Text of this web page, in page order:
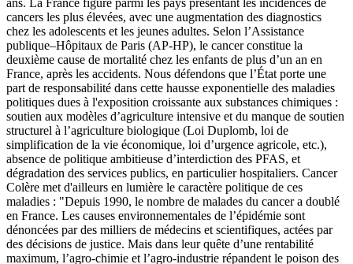
cancers les plus élevées, avec une augmentation des diagnostics
chez les adolescents et les jeunes adultes. Selon l’Assistance
publique–Hôpitaux de Paris (AP-HP), le cancer constitue la
deuxième cause de mortalité chez les enfants de plus d’un an en
France, après les accidents. Nous défendons que l’État porte une
part de responsabilité dans cette hausse exponentielle des maladies
politiques dues à l'exposition croissante aux substances chimiques :
soutien aux modèles d’agriculture intensive et du manque de soutien
structurel à l’agriculture biologique (Loi Duplomb, loi de
simplification de la vie économique, loi d’urgence agricole, etc.),
absence de politique ambitieuse d’interdiction des PFAS, et
dégradation des services publics, en particulier hospitaliers. Cancer
Colère met d'ailleurs en lumière le caractère politique de ces
maladies : "Depuis 1990, le nombre de malades du cancer a doublé
en France. Les causes environnementales de l’épidémie sont
dénoncées par des milliers de médecins et scientifiques, actées par
des décisions de justice. Mais dans leur quête d’une rentabilité
maximum, l’agro-chimie et l’agro-industrie répandent le poison des